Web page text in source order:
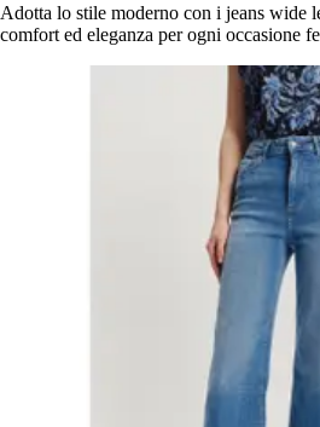
Adotta lo stile moderno con i jeans wide
comfort ed eleganza per ogni occasione